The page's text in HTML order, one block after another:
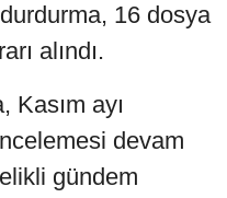
16 dosya
alındı.
Kasım ayı
devam
gündem